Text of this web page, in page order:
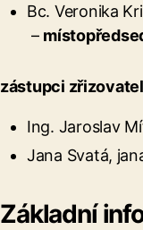
Bc. Veronika
–
zástupci
Ing. Jaroslav
Jana Svatá,
Základní